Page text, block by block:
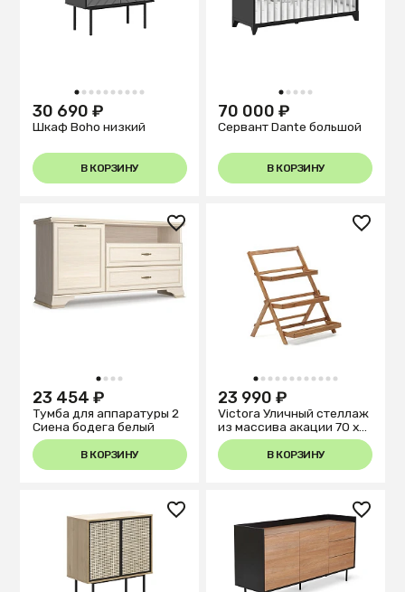
1 2 3 4 5 6 7 8 9 10
30 690 ₽
Шкаф Boho низкий
В КОРЗИНУ
1 2 3 4 5
70 000 ₽
Сервант Dante большой
В КОРЗИНУ
1 2 3 4
23 454 ₽
Тумба для аппаратуры 2
Сиена бодега белый
В КОРЗИНУ
1 2 3 4 5 6 7 8 9 101112
23 990 ₽
Victora Уличный стеллаж
из массива акации 70 x
85 см
В КОРЗИНУ